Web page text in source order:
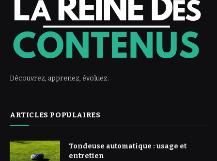
Découvrez, apprenez, évoluez.
ARTICLES POPULAIRES
Tondeuse automatique : usage et
entretien